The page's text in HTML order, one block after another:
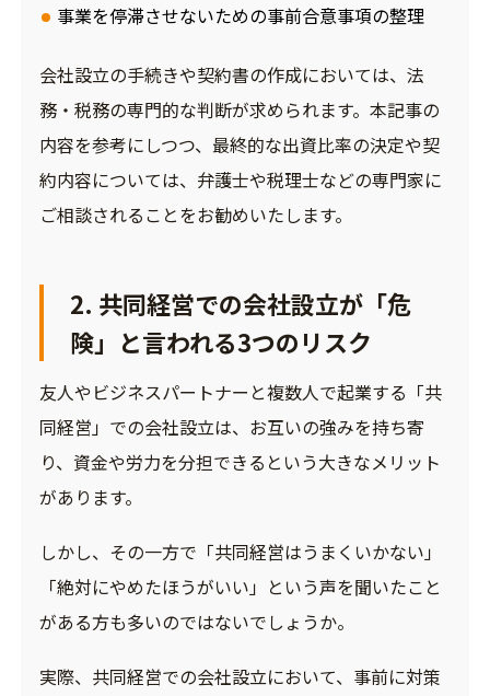
事業を停滞させないための事前合意事項の整理
会社設立の手続きや契約書の作成においては、法
務・税務の専門的な判断が求められます。本記事の
内容を参考にしつつ、最終的な出資比率の決定や契
約内容については、弁護士や税理士などの専門家に
ご相談されることをお勧めいたします。
2. 共同経営での会社設立が「危
険」と言われる3つのリスク
友人やビジネスパートナーと複数人で起業する「共
同経営」での会社設立は、お互いの強みを持ち寄
り、資金や労力を分担できるという大きなメリット
があります。
しかし、その一方で「共同経営はうまくいかない」
「絶対にやめたほうがいい」という声を聞いたこと
がある方も多いのではないでしょうか。
実際、共同経営での会社設立において、事前に対策